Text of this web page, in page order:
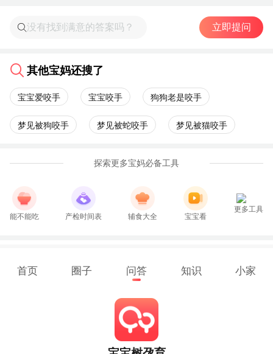
立即提问
其他宝妈还搜了
宝宝爱咬手 宝宝咬手 狗狗老是咬手
梦见被狗咬手 梦见被蛇咬手 梦见被猫咬手
探索更多宝妈必备工具
能不能吃 产检时间表 辅食大全 宝宝看
更多工具
首页 圈子 问答 知识 小家